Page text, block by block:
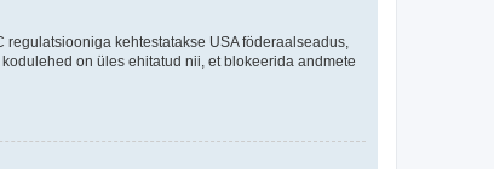
kehtestatakse USA föderaalseadus,
on üles ehitatud nii, et blokeerida andmete